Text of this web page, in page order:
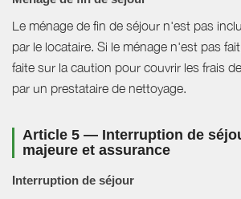
Le ménage de fin de séjour n'est pas
par le locataire. Si le ménage n'est pas
faite sur la caution pour couvrir les frais
par un prestataire de nettoyage.
Article 5 — Interruption de
majeure et assurance
Interruption de séjour